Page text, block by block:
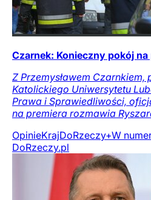
Czarnek: Konieczny pokój
Z Przemysławem
Katolickiego Uniwersytetu
Prawa i Sprawiedliwości,
na premiera rozmawia
OpinieKrajDoRzeczy+W
DoRzeczy.pl